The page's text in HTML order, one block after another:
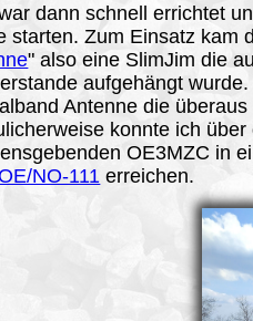
dann schnell errichtet
starten. Zum Einsatz kam
" also eine SlimJim die
aufgehängt
Antenne die überaus
konnte ich über
OE3MZC in
NO-111 erreichen.